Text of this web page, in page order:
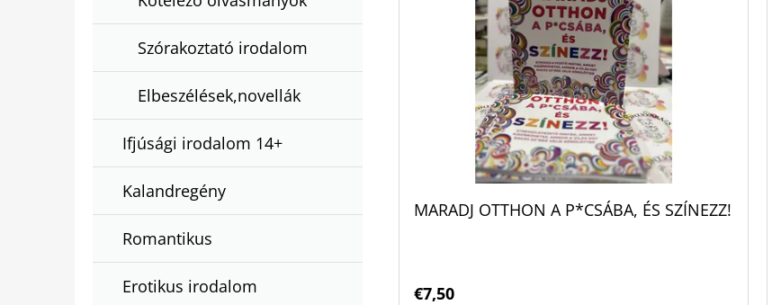
Szórakoztató irodalom
Elbeszélések,novellák
Ifjúsági irodalom 14+
Kalandregény
Romantikus
Erotikus irodalom
MARADJ OTTHON A P*CSÁBA, ÉS SZÍNEZZ!
€7,50